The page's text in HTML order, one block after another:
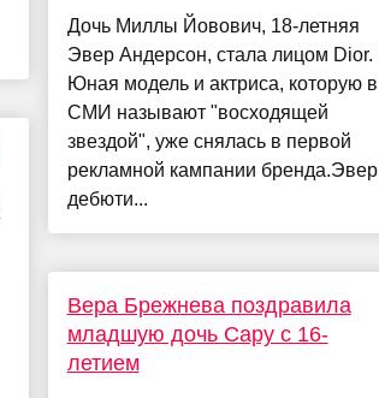
Дочь Миллы Йовович, 18-летняя
Эвер Андерсон, стала лицом Dior.
Юная модель и актриса, которую в
СМИ называют "восходящей
звездой", уже снялась в первой
рекламной кампании бренда.Эвер
дебюти...
Вера Брежнева поздравила
младшую дочь Сару с 16-
летием